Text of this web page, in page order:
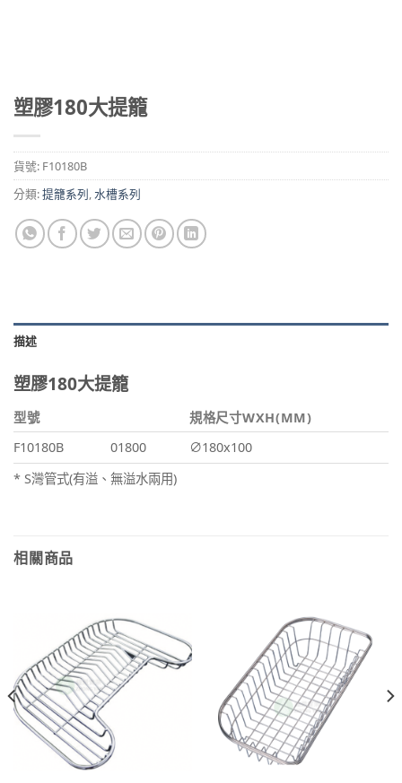
塑膠180大提籠
貨號: F10180B
分類:提籠系列,水槽系列
描述
塑膠180大提籠
型號
規格尺寸WXH(MM)
F10180B
01800
∅180x100
* S灣管式(有溢、無溢水兩用)
相關商品